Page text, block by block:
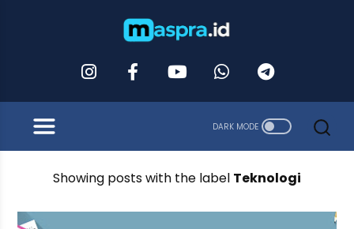
Showing posts with the label Teknologi